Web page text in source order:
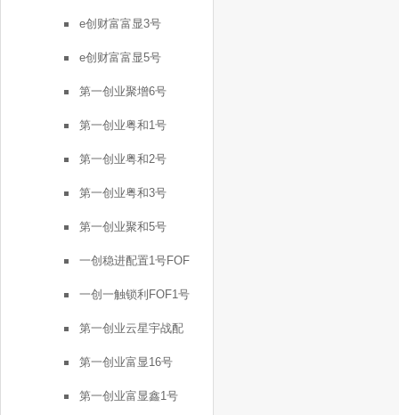
e创财富富显3号
e创财富富显5号
第一创业聚增6号
第一创业粤和1号
第一创业粤和2号
第一创业粤和3号
第一创业聚和5号
一创稳进配置1号FOF
一创一触锁利FOF1号
第一创业云星宇战配
第一创业富显16号
第一创业富显鑫1号